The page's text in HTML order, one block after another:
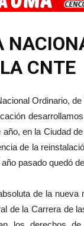
CNTE
Ordinario,
en la Ciudad
de la
pasado quedó
de la
de la Carrera de